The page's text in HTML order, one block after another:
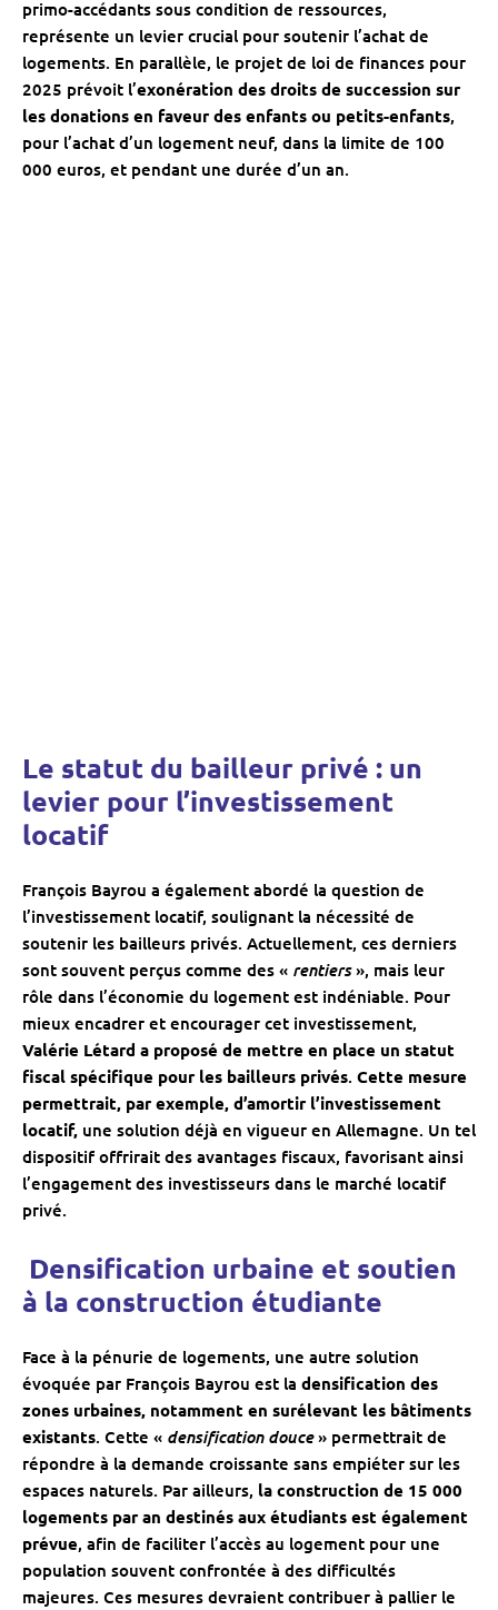
primo-accédants sous condition de ressources,
représente un levier crucial pour soutenir l’achat de
logements. En parallèle, le projet de loi de finances pour
2025 prévoit l’exonération des droits de succession sur
les donations en faveur des enfants ou petits-enfants,
pour l’achat d’un logement neuf, dans la limite de 100
000 euros, et pendant une durée d’un an.
Le statut du bailleur privé : un
levier pour l’investissement
locatif
François Bayrou a également abordé la question de
l’investissement locatif, soulignant la nécessité de
soutenir les bailleurs privés. Actuellement, ces derniers
sont souvent perçus comme des « rentiers», mais leur
rôle dans l’économie du logement est indéniable. Pour
mieux encadrer et encourager cet investissement,
Valérie Létard a proposé de mettre en place un statut
fiscal spécifique pour les bailleurs privés. Cette mesure
permettrait, par exemple, d’amortir l’investissement
locatif, une solution déjà en vigueur en Allemagne. Un tel
dispositif offrirait des avantages fiscaux, favorisant ainsi
l’engagement des investisseurs dans le marché locatif
privé.
‍ Densification urbaine et soutien
à la construction étudiante
Face à la pénurie de logements, une autre solution
évoquée par François Bayrou est la densification des
zones urbaines, notamment en surélevant les bâtiments
existants. Cette « densification douce» permettrait de
répondre à la demande croissante sans empiéter sur les
espaces naturels. Par ailleurs, la construction de 15 000
logements par an destinés aux étudiants est également
prévue, afin de faciliter l’accès au logement pour une
population souvent confrontée à des difficultés
majeures. Ces mesures devraient contribuer à pallier le